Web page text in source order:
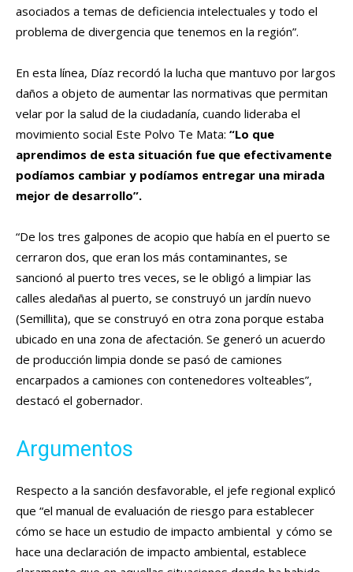
asociados a temas de deficiencia intelectuales y todo el
problema de divergencia que tenemos en la región”.
En esta línea, Díaz recordó la lucha que mantuvo por largos
daños a objeto de aumentar las normativas que permitan
velar por la salud de la ciudadanía, cuando lideraba el
movimiento social Este Polvo Te Mata: “Lo que
aprendimos de esta situación fue que efectivamente
podíamos cambiar y podíamos entregar una mirada
mejor de desarrollo”.
“De los tres galpones de acopio que había en el puerto se
cerraron dos, que eran los más contaminantes, se
sancionó al puerto tres veces, se le obligó a limpiar las
calles aledañas al puerto, se construyó un jardín nuevo
(Semillita), que se construyó en otra zona porque estaba
ubicado en una zona de afectación. Se generó un acuerdo
de producción limpia donde se pasó de camiones
encarpados a camiones con contenedores volteables”,
destacó el gobernador.
Argumentos
Respecto a la sanción desfavorable, el jefe regional explicó
que “el manual de evaluación de riesgo para establecer
cómo se hace un estudio de impacto ambiental y cómo se
hace una declaración de impacto ambiental, establece